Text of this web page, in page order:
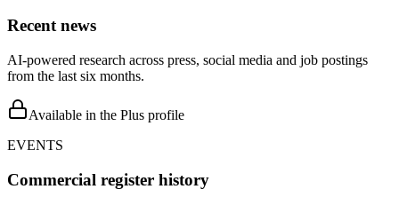
Recent news
AI-powered research across press, social media and job postings
from the last six months.
Available in the Plus profile
EVENTS
Commercial register history